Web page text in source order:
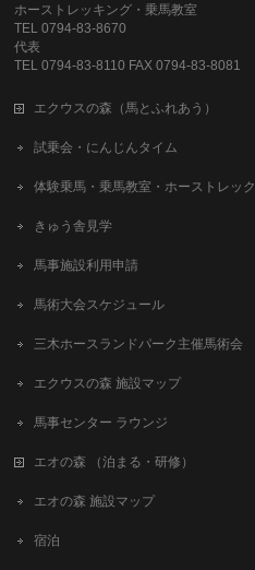
ホーストレッキング・乗馬教室
TEL 0794-83-8670
代表
TEL 0794-83-8110 FAX 0794-83-8081
エクウスの森（馬とふれあう）
試乗会・にんじんタイム
体験乗馬・乗馬教室・ホーストレック
きゅう舎見学
馬事施設利用申請
馬術大会スケジュール
三木ホースランドパーク主催馬術会
エクウスの森 施設マップ
馬事センター ラウンジ
エオの森 （泊まる・研修）
エオの森 施設マップ
宿泊